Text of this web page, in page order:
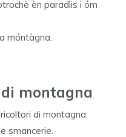
èn paradìis i óm
móntàgna.
montagna
di montagna.
smancerie.